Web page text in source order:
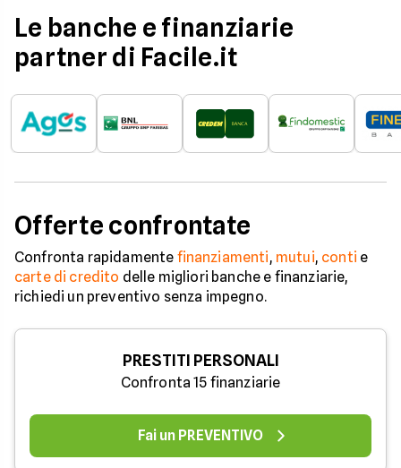
Le banche e finanziarie
partner di Facile.it
Offerte confrontate
Confronta rapidamente finanziamenti, mutui, conti e
carte di credito delle migliori banche e finanziarie,
richiedi un preventivo senza impegno.
PRESTITI PERSONALI
Confronta 15 finanziarie
Fai un PREVENTIVO